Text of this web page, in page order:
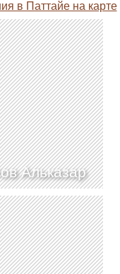
в Паттайе на карте
Альказар